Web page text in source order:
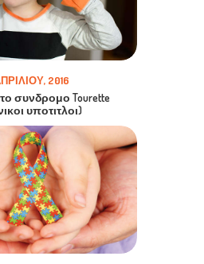
2016
συνδρομο Tourette
υποτιτλοι)